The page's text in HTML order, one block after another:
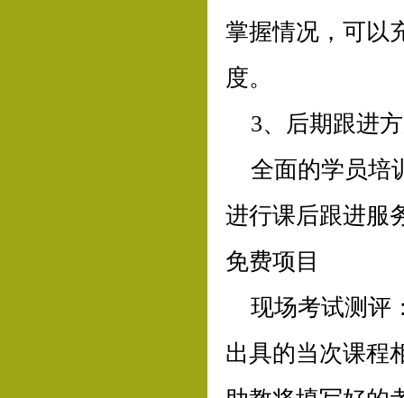
掌握情况，可以
度。
3、后期跟进
全面的学员培
进行课后跟进服
免费项目
现场考试测评
出具的当次课程